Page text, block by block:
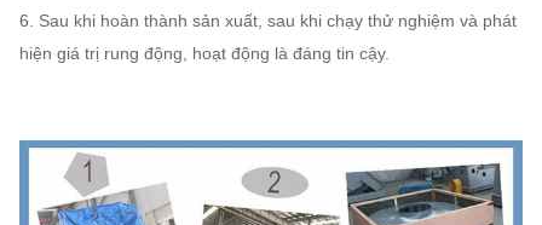
tâm
Không bắt
buộc
truyền động điện, Bộ cách ly sốc, Khớp nối
màng, Khớp nối chất lỏng, Che mưa động cơ,
trơn trên cao, v.v.
6. Sau khi hoàn thành sản xuất, sau khi chạy thử nghiệm và phát
hiện giá trị rung động, hoạt động là đáng tin cậy.